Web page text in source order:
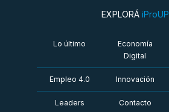
EXPLORÁ iProUP
Lo último
Economía
Digital
Empleo 4.0 Innovación
Leaders Contacto